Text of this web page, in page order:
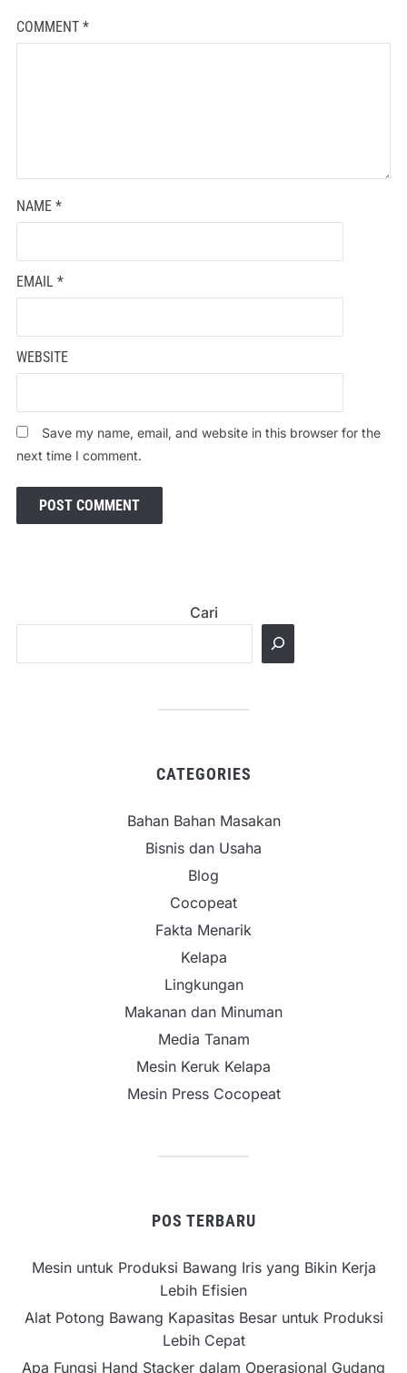
COMMENT *
NAME *
EMAIL *
WEBSITE
Save my name, email, and website in this browser for the
next time I comment.
Cari
CATEGORIES
Bahan Bahan Masakan
Bisnis dan Usaha
Blog
Cocopeat
Fakta Menarik
Kelapa
Lingkungan
Makanan dan Minuman
Media Tanam
Mesin Keruk Kelapa
Mesin Press Cocopeat
POS TERBARU
Mesin untuk Produksi Bawang Iris yang Bikin Kerja
Lebih Efisien
Alat Potong Bawang Kapasitas Besar untuk Produksi
Lebih Cepat
Apa Fungsi Hand Stacker dalam Operasional Gudang